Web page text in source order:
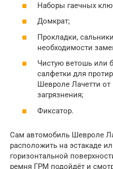
Наборы гаечных
Домкрат;
Прокладки,
необходимости
Чистую ветошь или
салфетки для
Шевроле Лачетти от
загрязнения;
Фиксатор.
Сам автомобиль Шевроле
расположить на эстакаде
горизонтальной
ремня ГРМ подойдёт и